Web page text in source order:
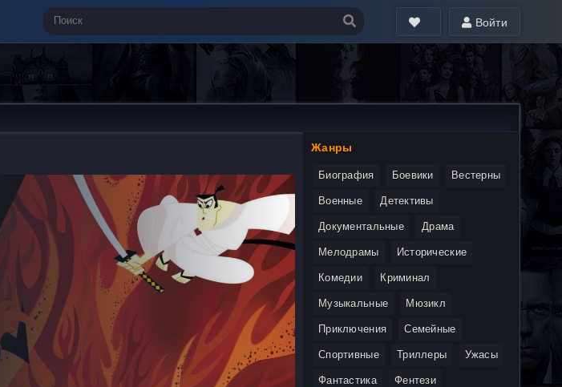
Войти
Жанры
Биография Боевики Вестерны
Военные Детективы
Документальные Драма
Мелодрамы Исторические
Комедии Криминал
Музыкальные Мюзикл
Приключения Семейные
Спортивные Триллеры Ужасы
Фантастика Фентези